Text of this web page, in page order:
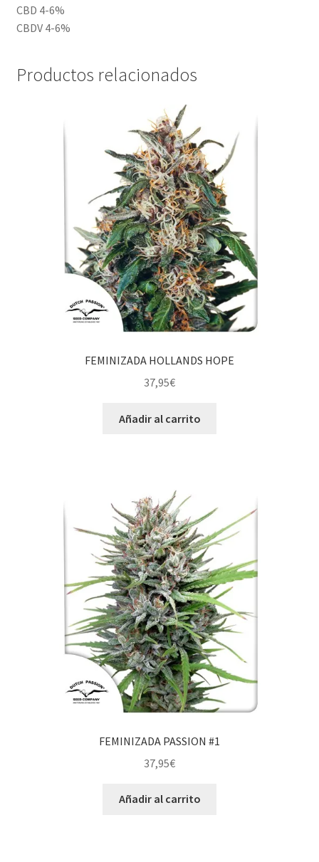
CBD 4-6%
CBDV 4-6%
Productos relacionados
FEMINIZADA HOLLANDS HOPE
37,95€
Añadir al carrito
FEMINIZADA PASSION #1
37,95€
Añadir al carrito